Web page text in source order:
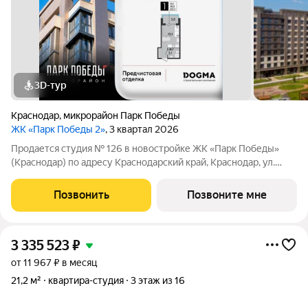
3D-тур
Краснодар, микрорайон Парк Победы
ЖК «Парк Победы 2», 3 квартал 2026
Продается студия № 126 в новостройке ЖК «Парк Победы»
(Краснодар) по адресу Краснодарский край, Краснодар, ул.
этаж 7 из 9, секция 2. Тип проекта, по которому построен дом
монолит,
Позвонить Позвоните мне
3 335 523₽
от 11 967 ₽ в месяц
21,2 м²
квартира-студия 3 этаж из 16